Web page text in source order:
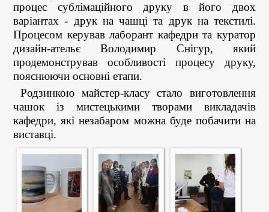
процес сублімаційного друку в його двох
варіантах - друк на чашці та друк на текстилі.
Процесом керував лаборант кафедри та куратор
дизайн-ательє Володимир Снігур, який
продемонстрував особливості процесу друку,
пояснюючи основні етапи.
Родзинкою майстер-класу стало виготовлення
чашок із мистецькими творами викладачів
кафедри, які незабаром можна буде побачити на
виставці.